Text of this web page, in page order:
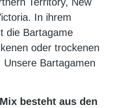
In ihrem
die Bartagame
oder trockenen
Bartagamen
besteht aus den